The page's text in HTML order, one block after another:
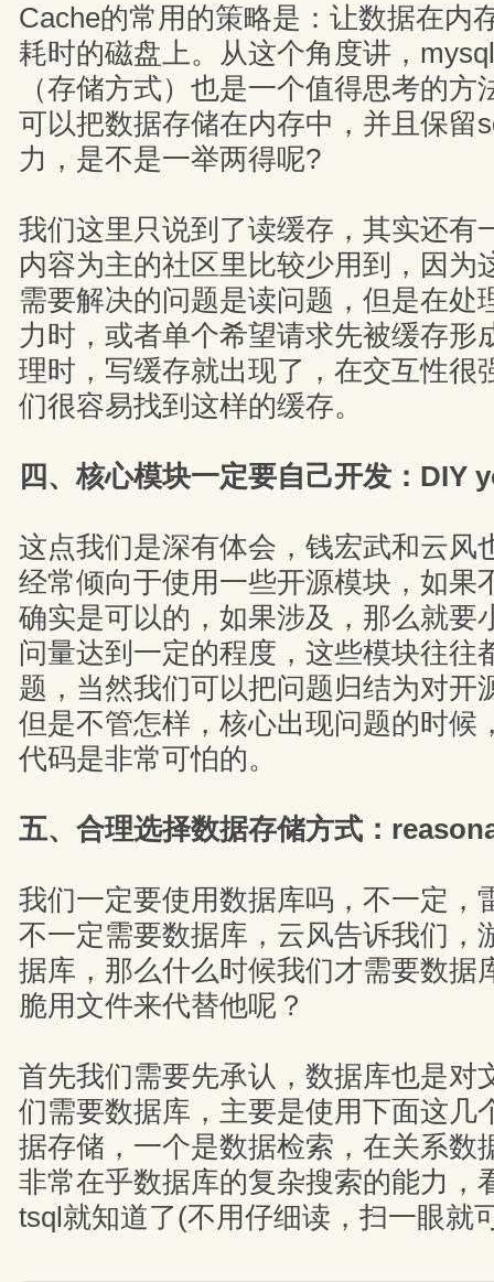
Cache的常用的策略是：让数据在内
耗时的磁盘上。从这个角度讲，
（存储方式）也是一个值得思考的方
可以把数据存储在内存中，并且保留
力，是不是一举两得呢?
我们这里只说到了读缓存，其实还有
内容为主的社区里比较少用到，因为
需要解决的问题是读问题，但是在处
力时，或者单个希望请求先被缓存形
理时，写缓存就出现了，在交互性很
们很容易找到这样的缓存。
四、核心模块一定要自己开发：DIY
这点我们是深有体会，钱宏武和云风
经常倾向于使用一些开源模块，如果
确实是可以的，如果涉及，那么就要
问量达到一定的程度，这些模块往往
题，当然我们可以把问题归结为对开
但是不管怎样，核心出现问题的时候
代码是非常可怕的。
五、合理选择数据存储方式：
我们一定要使用数据库吗，不一定，
不一定需要数据库，云风告诉我们，
据库，那么什么时候我们才需要数据
脆用文件来代替他呢？
首先我们需要先承认，数据库也是对
们需要数据库，主要是使用下面这几
据存储，一个是数据检索，在关系数
非常在乎数据库的复杂搜索的能力，
tsql就知道了(不用仔细读，扫一眼就